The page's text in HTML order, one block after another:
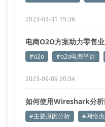
2023-03-31 15:36
电商O2O方案助力零售
客户满意度
#o2o #o2o电商平台
2023-09-09 20:34
如何使用Wireshark分
#主要原因分析 #网络